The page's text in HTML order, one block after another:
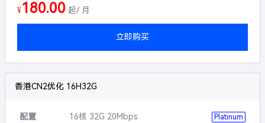
¥180.00 起/ 月
立即购买
香港CN2优化 16H32G
配置 16核 32G 20Mbps Platinum